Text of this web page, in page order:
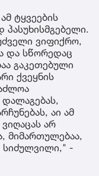
ტყვეების
ვიფიქრო,
და სწორედაც
გაკეთებული
ქვეყნის
აი ამ
არ
მიმართულებაა,
სიძულვილი," -